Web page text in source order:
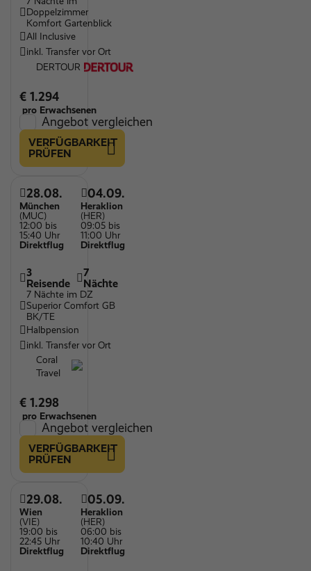
Doppelzimmer
Komfort Gartenblick
All Inclusive
inkl. Transfer vor Ort
DERTOUR
€ 1.294
pro Erwachsenen
Angebot vergleichen
VERFÜGBARKEIT
PRÜFEN
28.08.
München
(MUC)
12:00 bis
15:40 Uhr
Direktflug
04.09.
Heraklion
(HER)
09:05 bis
11:00 Uhr
Direktflug
3
Reisende
7
Nächte
7 Nächte im DZ
Superior Comfort GB
BK/TE
Halbpension
inkl. Transfer vor Ort
Coral
Travel
€ 1.298
pro Erwachsenen
Angebot vergleichen
VERFÜGBARKEIT
PRÜFEN
29.08.
Wien
(VIE)
19:00 bis
22:45 Uhr
Direktflug
05.09.
Heraklion
(HER)
06:00 bis
10:40 Uhr
Direktflug